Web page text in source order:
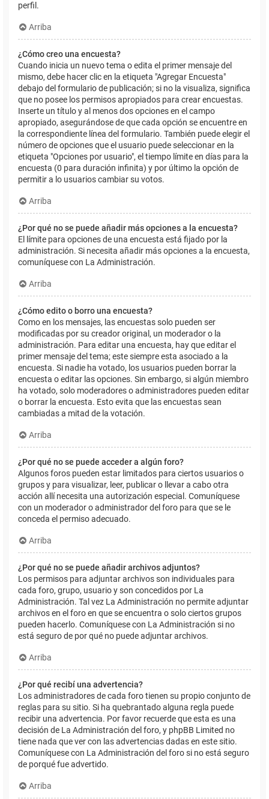
perfil.
Arriba
¿Cómo creo una encuesta?
Cuando inicia un nuevo tema o edita el primer mensaje del
mismo, debe hacer clic en la etiqueta "Agregar Encuesta"
debajo del formulario de publicación; si no la visualiza, significa
que no posee los permisos apropiados para crear encuestas.
Inserte un título y al menos dos opciones en el campo
apropiado, asegurándose de que cada opción se encuentre en
la correspondiente línea del formulario. También puede elegir el
número de opciones que el usuario puede seleccionar en la
etiqueta "Opciones por usuario", el tiempo límite en días para la
encuesta (0 para duración infinita) y por último la opción de
permitir a lo usuarios cambiar su votos.
Arriba
¿Por qué no se puede añadir más opciones a la encuesta?
El límite para opciones de una encuesta está fijado por la
administración. Si necesita añadir más opciones a la encuesta,
comuníquese con La Administración.
Arriba
¿Cómo edito o borro una encuesta?
Como en los mensajes, las encuestas solo pueden ser
modificadas por su creador original, un moderador o la
administración. Para editar una encuesta, hay que editar el
primer mensaje del tema; este siempre esta asociado a la
encuesta. Si nadie ha votado, los usuarios pueden borrar la
encuesta o editar las opciones. Sin embargo, si algún miembro
ha votado, solo moderadores o administradores pueden editar
o borrar la encuesta. Esto evita que las encuestas sean
cambiadas a mitad de la votación.
Arriba
¿Por qué no se puede acceder a algún foro?
Algunos foros pueden estar limitados para ciertos usuarios o
grupos y para visualizar, leer, publicar o llevar a cabo otra
acción allí necesita una autorización especial. Comuníquese
con un moderador o administrador del foro para que se le
conceda el permiso adecuado.
Arriba
¿Por qué no se puede añadir archivos adjuntos?
Los permisos para adjuntar archivos son individuales para
cada foro, grupo, usuario y son concedidos por La
Administración. Tal vez La Administración no permite adjuntar
archivos en el foro en que se encuentra o solo ciertos grupos
pueden hacerlo. Comuníquese con La Administración si no
está seguro de por qué no puede adjuntar archivos.
Arriba
¿Por qué recibí una advertencia?
Los administradores de cada foro tienen su propio conjunto de
reglas para su sitio. Si ha quebrantado alguna regla puede
recibir una advertencia. Por favor recuerde que esta es una
decisión de La Administración del foro, y phpBB Limited no
tiene nada que ver con las advertencias dadas en este sitio.
Comuníquese con La Administración del foro si no está seguro
de porqué fue advertido.
Arriba